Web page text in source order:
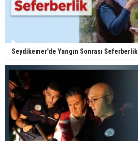
Seydikemer'de Yangın Sonrası Seferberlik